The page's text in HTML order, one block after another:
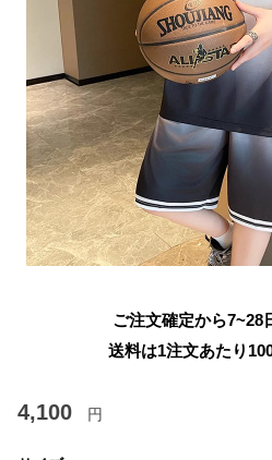
ご注文確定から7~28
送料は1注文あたり
4,100 円